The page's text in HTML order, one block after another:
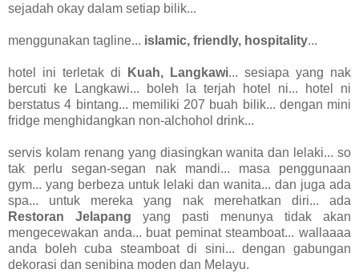
sejadah okay dalam setiap bilik...
menggunakan tagline... islamic, friendly, hospitality...
hotel ini terletak di Kuah, Langkawi... sesiapa yang nak
bercuti ke Langkawi... boleh la terjah hotel ni... hotel ni
berstatus 4 bintang... memiliki 207 buah bilik... dengan mini
fridge menghidangkan non-alchohol drink...
servis kolam renang yang diasingkan wanita dan lelaki... so
tak perlu segan-segan nak mandi... masa penggunaan
gym... yang berbeza untuk lelaki dan wanita... dan juga ada
spa... untuk mereka yang nak merehatkan diri... ada
Restoran Jelapang yang pasti menunya tidak akan
mengecewakan anda... buat peminat steamboat... wallaaaa
anda boleh cuba steamboat di sini... dengan gabungan
dekorasi dan senibina moden dan Melayu.